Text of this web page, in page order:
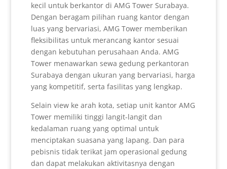
kecil untuk berkantor di AMG Tower Surabaya.
Dengan beragam pilihan ruang kantor dengan
luas yang bervariasi, AMG Tower memberikan
fleksibilitas untuk merancang kantor sesuai
dengan kebutuhan perusahaan Anda. AMG
Tower menawarkan sewa gedung perkantoran
Surabaya dengan ukuran yang bervariasi, harga
yang kompetitif, serta fasilitas yang lengkap.
Selain view ke arah kota, setiap unit kantor AMG
Tower memiliki tinggi langit-langit dan
kedalaman ruang yang optimal untuk
menciptakan suasana yang lapang. Dan para
pebisnis tidak terikat jam operasional gedung
dan dapat melakukan aktivitasnya dengan